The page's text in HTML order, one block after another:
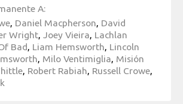
A:
Daniel Macpherson David
Wright Joey Vieira Lachlan
Bad Liam Hemsworth Lincoln
Milo Ventimiglia Misión
Robert Rabiah Russell Crowe